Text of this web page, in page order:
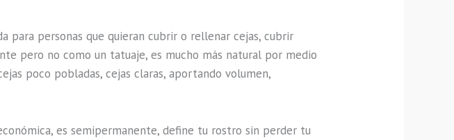
para personas que quierancubrir o rellenar cejas, cubrir
pero no como un tatuaje, es mucho más natural por medio
poco pobladas, cejas claras, aportando volumen,
es semipermanente, define tu rostro sin perder tu